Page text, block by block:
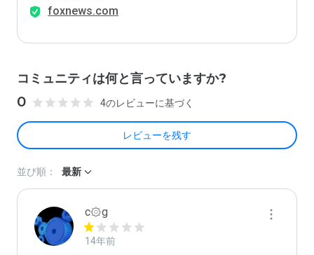
foxnews.com
コミュニティは何と言っていますか?
0 4のレビューに基づく
レビューを残す
並び順： 最新
c۞g
14年前